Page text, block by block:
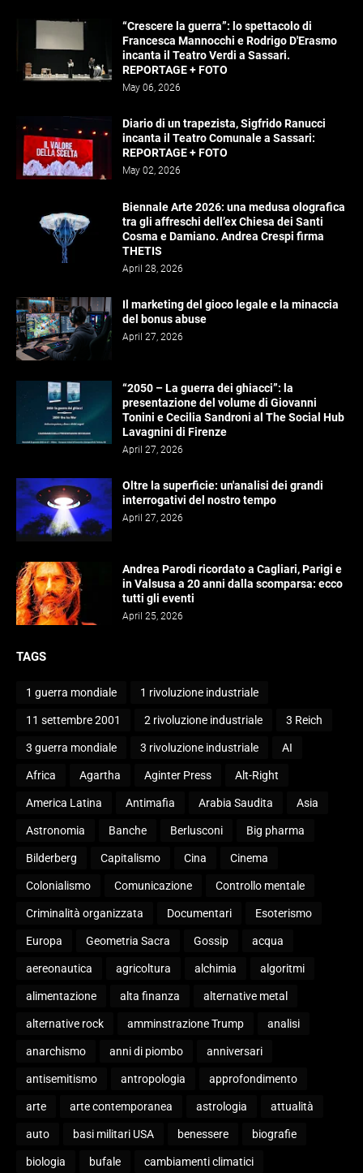
“Crescere la guerra”: lo spettacolo di
Francesca Mannocchi e Rodrigo D'Erasmo
incanta il Teatro Verdi a Sassari.
REPORTAGE + FOTO
May 06, 2026
Diario di un trapezista, Sigfrido Ranucci
incanta il Teatro Comunale a Sassari:
REPORTAGE + FOTO
May 02, 2026
Biennale Arte 2026: una medusa olografica
tra gli affreschi dell’ex Chiesa dei Santi
Cosma e Damiano. Andrea Crespi firma
THETIS
April 28, 2026
Il marketing del gioco legale e la minaccia
del bonus abuse
April 27, 2026
“2050 – La guerra dei ghiacci”: la
presentazione del volume di Giovanni
Tonini e Cecilia Sandroni al The Social Hub
Lavagnini di Firenze
April 27, 2026
Oltre la superficie: un'analisi dei grandi
interrogativi del nostro tempo
April 27, 2026
Andrea Parodi ricordato a Cagliari, Parigi e
in Valsusa a 20 anni dalla scomparsa: ecco
tutti gli eventi
April 25, 2026
TAGS
1 guerra mondiale 1 rivoluzione industriale
11 settembre 2001 2 rivoluzione industriale 3 Reich
3 guerra mondiale 3 rivoluzione industriale AI
Africa Agartha Aginter Press Alt-Right
America Latina Antimafia Arabia Saudita Asia
Astronomia Banche Berlusconi Big pharma
Bilderberg Capitalismo Cina Cinema
Colonialismo Comunicazione Controllo mentale
Criminalità organizzata Documentari Esoterismo
Europa Geometria Sacra Gossip acqua
aereonautica agricoltura alchimia algoritmi
alimentazione alta finanza alternative metal
alternative rock amminstrazione Trump analisi
anarchismo anni di piombo anniversari
antisemitismo antropologia approfondimento
arte arte contemporanea astrologia attualità
auto basi militari USA benessere biografie
biologia bufale cambiamenti climatici